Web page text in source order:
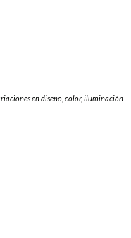
en diseño, color, iluminación